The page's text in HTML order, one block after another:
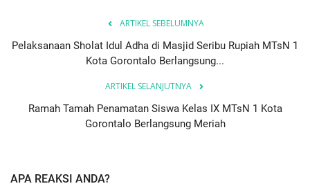
ARTIKEL SEBELUMNYA
Pelaksanaan Sholat Idul Adha di Masjid Seribu Rupiah MTsN 1
Kota Gorontalo Berlangsung...
ARTIKEL SELANJUTNYA
Ramah Tamah Penamatan Siswa Kelas IX MTsN 1 Kota
Gorontalo Berlangsung Meriah
APA REAKSI ANDA?